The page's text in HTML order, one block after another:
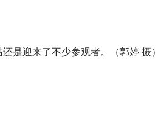
是迎来了不少参观者。（郭婷 摄）